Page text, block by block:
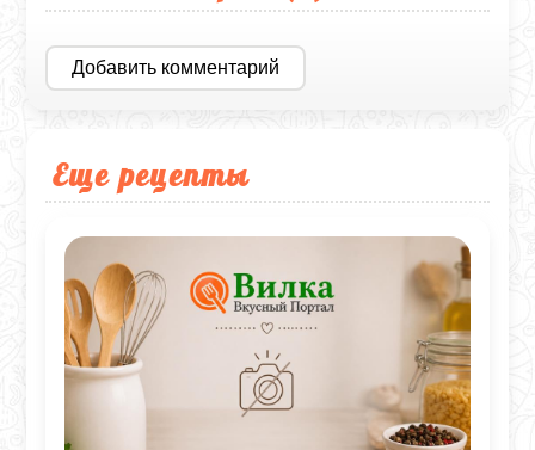
Добавить комментарий
Еще рецепты